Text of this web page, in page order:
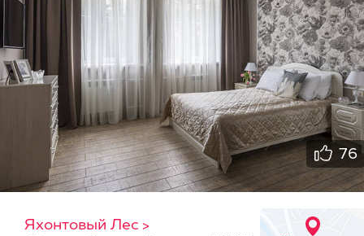
76
Яхонтовый Лес >